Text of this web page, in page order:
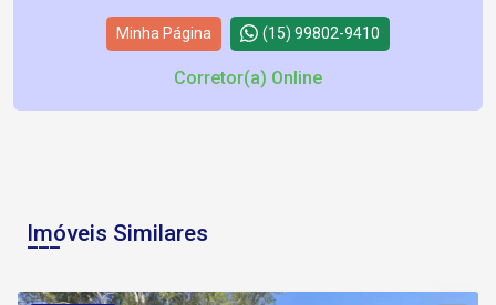
Minha Página (15) 99802-9410
Corretor(a) Online
Imóveis Similares